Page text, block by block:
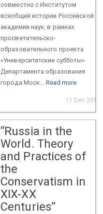
совместно с Институтом
всеобщей истории Российской
академии наук, в рамках
просветительско-
образовательного проекта
«Университетские субботы»
Департамента образования
города Моск... Read more
11 Dec 2018
“Russia in the
World. Theory
and Practices of
the
Conservatism in
XIX-XX
Centuries”